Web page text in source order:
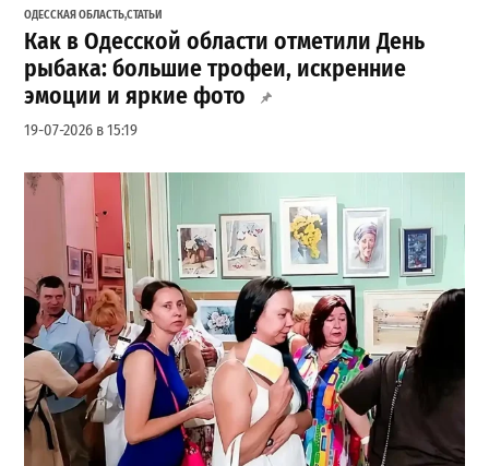
ОДЕССКАЯ ОБЛАСТЬ,СТАТЬИ
Как в Одесской области отметили День
рыбака: большие трофеи, искренние
эмоции и яркие фото
19-07-2026 в 15:19